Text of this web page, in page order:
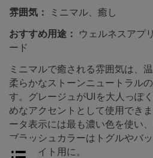
雰囲気：
ミニマル、癒し
おすすめ用途：
ウェルネスアプ
ード
ミニマルで癒される雰囲気は、
柔らかなストーンニュートラル
す。グレージュがUIを大人っぽ
めなアクセントとして使用でき
ータ表示には最も濃い色を使い
ブラッシュカラーはトグルやバ
ハイライト用に。